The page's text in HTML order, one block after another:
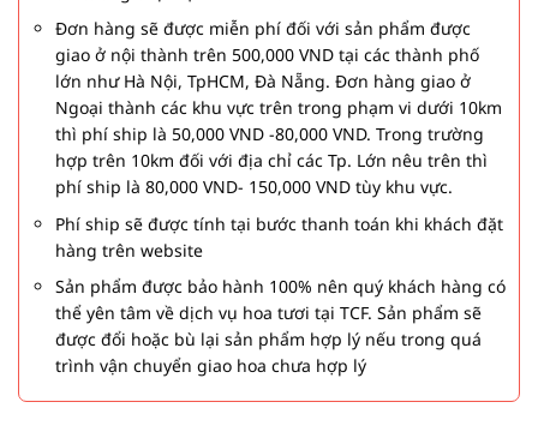
Đơn hàng sẽ được miễn phí đối với sản phẩm được
giao ở nội thành trên 500,000 VND tại các thành phố
lớn như Hà Nội, TpHCM, Đà Nẵng. Đơn hàng giao ở
Ngoại thành các khu vực trên trong phạm vi dưới 10km
thì phí ship là 50,000 VND -80,000 VND. Trong trường
hợp trên 10km đối với địa chỉ các Tp. Lớn nêu trên thì
phí ship là 80,000 VND- 150,000 VND tùy khu vực.
Phí ship sẽ được tính tại bước thanh toán khi khách đặt
hàng trên website
Sản phẩm được bảo hành 100% nên quý khách hàng có
thể yên tâm về dịch vụ hoa tươi tại TCF. Sản phẩm sẽ
được đổi hoặc bù lại sản phẩm hợp lý nếu trong quá
trình vận chuyển giao hoa chưa hợp lý